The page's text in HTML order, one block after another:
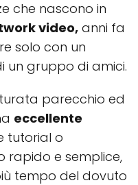
che nascono in
video, anni fa
solo con un
gruppo di amici.
parecchio ed
eccellente
tutorial o
rapido e semplice,
tempo del dovuto